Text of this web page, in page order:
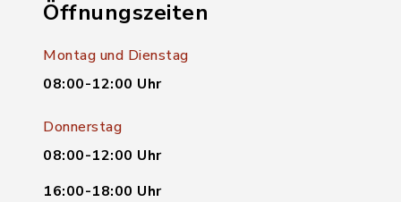
Öffnungszeiten
Montag und Dienstag
08:00-12:00 Uhr
Donnerstag
08:00-12:00 Uhr
16:00-18:00 Uhr